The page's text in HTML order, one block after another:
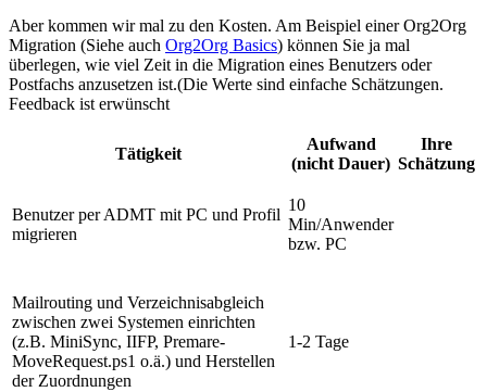
Aber kommen wir mal zu den Kosten. Am Beispiel einer Org2Org
Migration (Siehe auch Org2Org Basics) können Sie ja mal
überlegen, wie viel Zeit in die Migration eines Benutzers oder
Postfachs anzusetzen ist.(Die Werte sind einfache Schätzungen.
Feedback ist erwünscht
Tätigkeit
Aufwand
(nicht Dauer)
Ihre
Schätzung
Benutzer per ADMT mit PC und Profil
migrieren
10
Min/Anwender
bzw. PC
Mailrouting und Verzeichnisabgleich
zwischen zwei Systemen einrichten
(z.B. MiniSync, IIFP, Premare-
MoveRequest.ps1 o.ä.) und Herstellen
der Zuordnungen
1-2 Tage